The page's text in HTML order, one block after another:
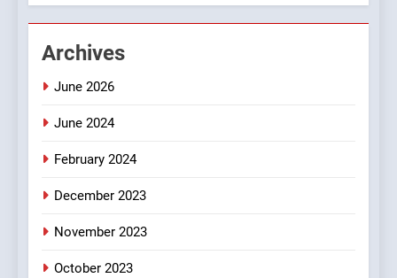
Archives
June 2026
June 2024
February 2024
December 2023
November 2023
October 2023